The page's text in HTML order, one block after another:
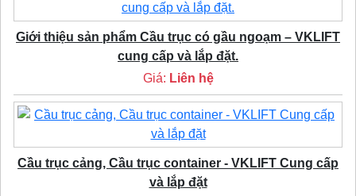
Giới thiệu sản phẩm Cầu trục có gầu ngoạm – VKLIFT
cung cấp và lắp đặt.
Giá: Liên hệ
Cầu trục cảng, Cầu trục container - VKLIFT Cung cấp
và lắp đặt